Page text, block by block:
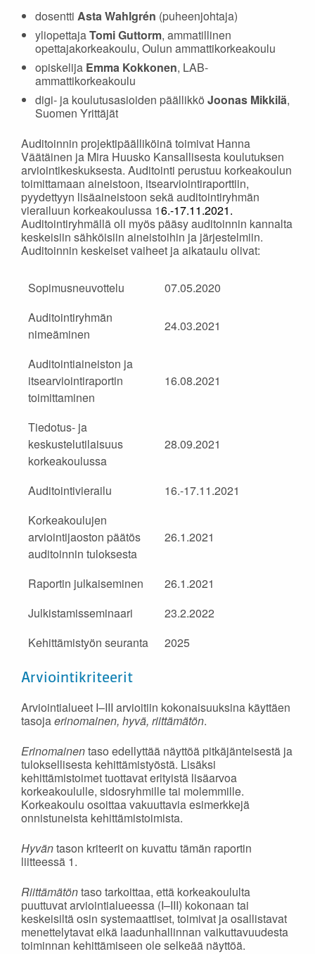
dosentti Asta Wahlgrén (puheenjohtaja)
yliopettajaTomi Guttorm, ammatillinen
opettajakorkeakoulu, Oulun ammattikorkeakoulu
opiskelija Emma Kokkonen, LAB-
ammattikorkeakoulu
digi- ja koulutusasioiden päällikkö Joonas Mikkilä,
Suomen Yrittäjät
Auditoinnin projektipäälliköinä toimivat Hanna
Väätäinen ja Mira Huusko Kansallisesta koulutuksen
arviointikeskuksesta. Auditointi perustuu korkeakoulun
toimittamaan aineistoon, itsearviointiraporttiin,
pyydettyyn lisäaineistoon sekä auditointiryhmän
vierailuun korkeakoulussa 16.-17.11.2021.
Auditointiryhmällä oli myös pääsy auditoinnin kannalta
keskeisiin sähköisiin aineistoihin ja järjestelmiin.
Auditoinnin keskeiset vaiheet ja aikataulu olivat:
Sopimusneuvottelu
07.05.2020
Auditointiryhmän
nimeäminen
24.03.2021
Auditointiaineiston ja
itsearviointiraportin
toimittaminen
16.08.2021
Tiedotus- ja
keskustelutilaisuus
korkeakoulussa
28.09.2021
Auditointivierailu
16.-17.11.2021
Korkeakoulujen
arviointijaoston päätös
auditoinnin tuloksesta
26.1.2021
Raportin julkaiseminen
26.1.2021
Julkistamisseminaari
23.2.2022
Kehittämistyön seuranta
2025
Arviointikriteerit
Arviointialueet I–III arvioitiin kokonaisuuksina käyttäen
tasojaerinomainen, hyvä, riittämätön.
Erinomainentaso edellyttää näyttöä pitkäjänteisestä ja
tuloksellisesta kehittämistyöstä. Lisäksi
kehittämistoimet tuottavat erityistä lisäarvoa
korkeakoululle, sidosryhmille tai molemmille.
Korkeakoulu osoittaa vakuuttavia esimerkkejä
onnistuneista kehittämistoimista.
Hyväntason kriteerit on kuvattu tämän raportin
liitteessä 1.
Riittämätöntaso tarkoittaa, että korkeakoululta
puuttuvat arviointialueessa (I–III) kokonaan tai
keskeisiltä osin systemaattiset, toimivat ja osallistavat
menettelytavat eikä laadunhallinnan vaikuttavuudesta
toiminnan kehittämiseen ole selkeää näyttöä.